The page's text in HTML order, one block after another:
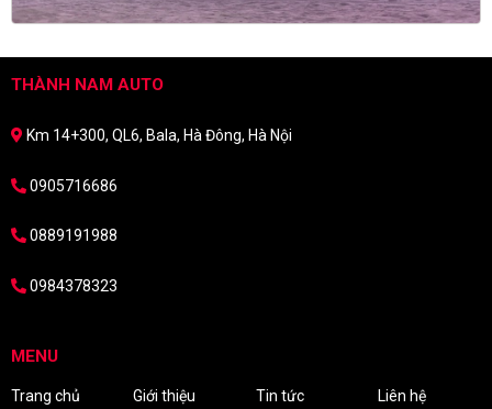
THÀNH NAM AUTO
Km 14+300, QL6, Bala, Hà Đông, Hà Nội
0905716686
0889191988
0984378323
MENU
Trang chủ Giới thiệu Tin tức Liên hệ